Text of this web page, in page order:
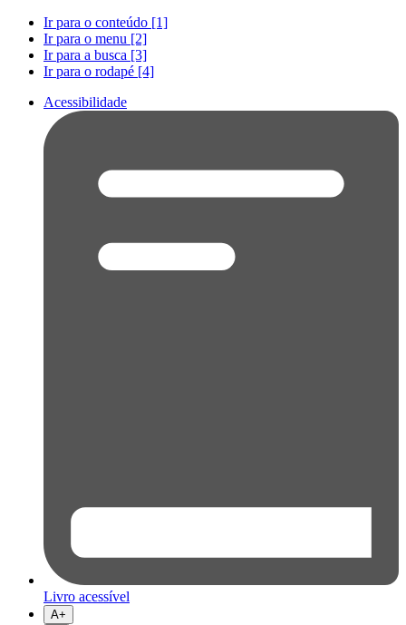
Ir para o conteúdo [1]
Ir para o menu [2]
Ir para a busca [3]
Ir para o rodapé [4]
Acessibilidade
Livro acessível
A+